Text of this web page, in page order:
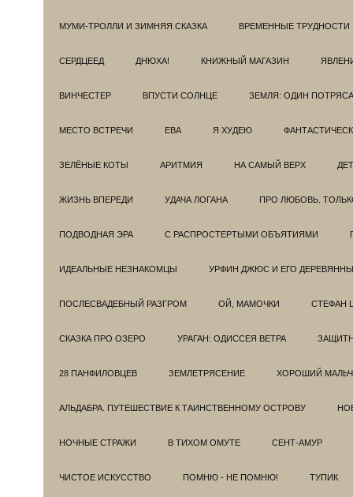
МУМИ-ТРОЛЛИ И ЗИМНЯЯ СКАЗКА ВРЕМЕННЫЕ ТРУДНОСТИ
СЕРДЦЕЕД ДНЮХА! КНИЖНЫЙ МАГАЗИН
ВИНЧЕСТЕР ВПУСТИ СОЛНЦЕ ЗЕМЛЯ: ОДИН
МЕСТО ВСТРЕЧИ ЕВА Я ХУДЕЮ
ЗЕЛЁНЫЕ КОТЫ АРИТМИЯ НА САМЫЙ ВЕРХ
ЖИЗНЬ ВПЕРЕДИ УДАЧА ЛОГАНА ПРО ЛЮБОВЬ.
ПОДВОДНАЯ ЭРА С РАСПРОСТЕРТЫМИ ОБЪЯТИЯМИ
ИДЕАЛЬНЫЕ НЕЗНАКОМЦЫ УРФИН ДЖЮС И ЕГО
ПОСЛЕСВАДЕБНЫЙ РАЗГРОМ ОЙ, МАМОЧКИ СТЕФАН
СКАЗКА ПРО ОЗЕРО УРАГАН: ОДИССЕЯ ВЕТРА
28 ПАНФИЛОВЦЕВ ЗЕМЛЕТРЯСЕНИЕ ХОРОШИЙ
АЛЬДАБРА. ПУТЕШЕСТВИЕ К ТАИНСТВЕННОМУ ОСТРОВУ
НОЧНЫЕ СТРАЖИ В ТИХОМ ОМУТЕ СЕНТ-АМУР
ЧИСТОЕ ИСКУССТВО ПОМНЮ - НЕ ПОМНЮ! ТУПИК